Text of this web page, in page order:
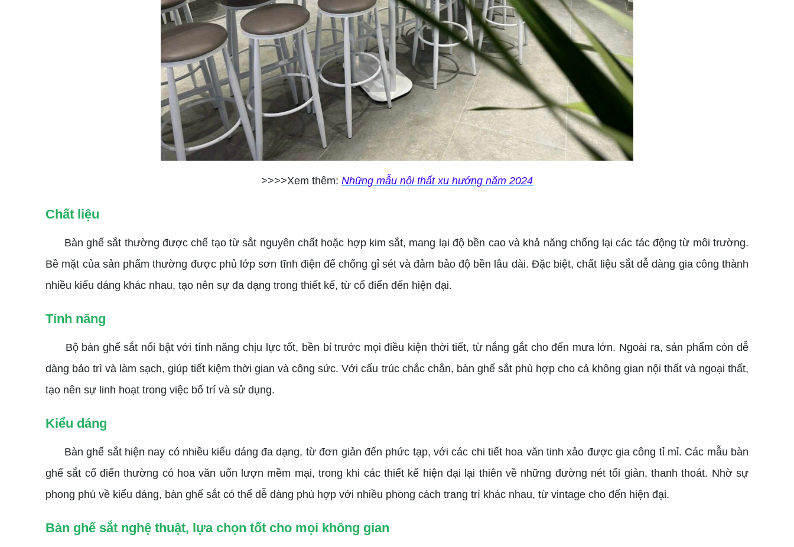
>>>>Xem thêm: Những mẫu nội thất xu hướng năm 2024
Chất liệu
Bàn ghế sắt thường được chế tạo từ sắt nguyên chất hoặc hợp kim sắt, mang lại độ bền cao và khả năng chống lại các tác động từ môi trường.
Bề mặt của sản phẩm thường được phủ lớp sơn tĩnh điện để chống gỉ sét và đảm bảo độ bền lâu dài. Đặc biệt, chất liệu sắt dễ dàng gia công thành
nhiều kiểu dáng khác nhau, tạo nên sự đa dạng trong thiết kế, từ cổ điển đến hiện đại.
Tính năng
Bộ bàn ghế sắt nổi bật với tính năng chịu lực tốt, bền bỉ trước mọi điều kiện thời tiết, từ nắng gắt cho đến mưa lớn. Ngoài ra, sản phẩm còn dễ
dàng bảo trì và làm sạch, giúp tiết kiệm thời gian và công sức. Với cấu trúc chắc chắn, bàn ghế sắt phù hợp cho cả không gian nội thất và ngoại thất,
tạo nên sự linh hoạt trong việc bố trí và sử dụng.
Kiểu dáng
Bàn ghế sắt hiện nay có nhiều kiểu dáng đa dạng, từ đơn giản đến phức tạp, với các chi tiết hoa văn tinh xảo được gia công tỉ mỉ. Các mẫu bàn
ghế sắt cổ điển thường có hoa văn uốn lượn mềm mại, trong khi các thiết kế hiện đại lại thiên về những đường nét tối giản, thanh thoát. Nhờ sự
phong phú về kiểu dáng, bàn ghế sắt có thể dễ dàng phù hợp với nhiều phong cách trang trí khác nhau, từ vintage cho đến hiện đại.
Bàn ghế sắt nghệ thuật, lựa chọn tốt cho mọi không gian